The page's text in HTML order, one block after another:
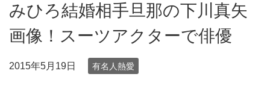
みひろ結婚相手旦那の下川真矢
画像！スーツアクターで俳優
2015年5月19日 有名人熱愛